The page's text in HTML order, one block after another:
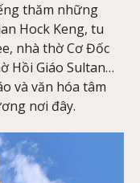
thăm những
Hock Keng, tu
nhà thờ Cơ Đốc
Hồi Giáo Sultan…
và văn hóa tâm
nơi đây.